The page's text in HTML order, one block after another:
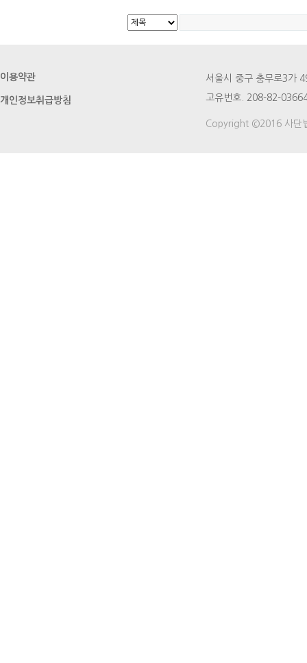
이용약관
개인정보취급방침
서울시 중구 충무로3가
고유번호. 208-82-
Copyright ©2016 사단